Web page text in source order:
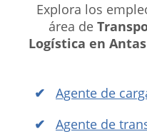
Explora los
área de
Logística en
Agente de
Agente de